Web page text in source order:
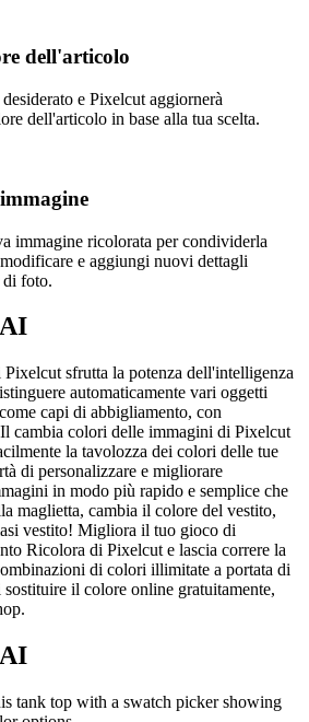
dell'articolo
e Pixelcut aggiornerà
dell'articolo in base alla tua scelta.
immagine ricolorata per condividerla
e aggiungi nuovi dettagli
foto.
sfrutta la potenza dell'intelligenza
automaticamente vari oggetti
capi di abbigliamento, con
cambia colori delle immagini di Pixelcut
la tavolozza dei colori delle tue
di personalizzare e migliorare
in modo più rapido e semplice che
maglietta, cambia il colore del vestito,
vestito! Migliora il tuo gioco di
Ricolora di Pixelcut e lascia correre la
di colori illimitate a portata di
il colore online gratuitamente,